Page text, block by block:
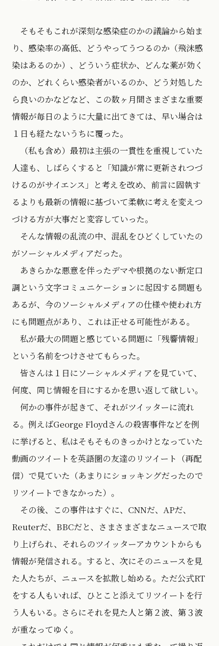
そもそもこれが深刻な感染症のかの議論から始ま
り、感染率の高低、どうやってうつるのか（飛沫感
染はあるのか）、どういう症状か、どんな薬が効く
のか、どれくらい感染者がいるのか、どう対処した
ら良いのかなどなど、この数ヶ月間さまざまな重要
情報が毎日のように大量に出てきては、早い場合は
１日も経たないうちに覆った。
（私も含め）最初は主張の一貫性を重視していた
人達も、しばらくすると「知識が常に更新されつづ
けるのがサイエンス」と考えを改め、前言に固執す
るよりも最新の情報に基づいて柔軟に考えを変えつ
づける方が大事だと変容していった。
そんな情報の乱流の中、混乱をひどくしていたの
がソーシャルメディアだった。
あきらかな悪意を伴ったデマや根拠のない断定口
調という文字コミュニケーションに起因する問題も
あるが、今のソーシャルメディアの仕様や使われ方
にも問題点があり、これは正せる可能性がある。
私が最大の問題と感じている問題に「残響情報」
という名前をつけさせてもらった。
皆さんは１日にソーシャルメディアを見ていて、
何度、同じ情報を目にするかを思い返して欲しい。
何かの事件が起きて、それがツイッターに流れ
る。例えばGeorge Floydさんの殺害事件などを例
に挙げると、私はそもそものきっかけとなっていた
動画のツイートを英語圏の友達のリツイート（再配
信）で見ていた（あまりにショッキングだったので
リツイートできなかった）。
その後、この事件はすぐに、CNNだ、APだ、
Reuterだ、BBCだと、さまさまざまなニュースで取
り上げられ、それらのツイッターアカウントからも
情報が発信される。すると、次にそのニュースを見
た人たちが、ニュースを拡散し始める。ただ公式RT
をする人もいれば、ひとこと添えてリツイートを行
う人もいる。さらにそれを見た人と第２波、第３波
が重なってゆく。